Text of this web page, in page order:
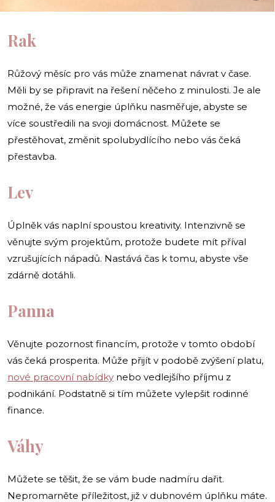
Rak
Růžový měsíc pro vás může znamenat návrat v čase.
Měli by se připravit na řešení něčeho z minulosti. Je ale
možné, že vás energie úplňku nasměřuje, abyste se
více soustředili na svoji domácnost. Můžete se
přestěhovat, změnit spolubydlícího nebo vás čeká
přestavba.
Lev
Úplněk vás naplní spoustou kreativity. Intenzivně se
věnujte svým projektům, protože budete mít příval
vzrušujících nápadů. Nastává čas k tomu, abyste vše
zdárně dotáhli.
Panna
Věnujte pozornost financím, protože v tomto období
vás čeká prosperita. Může přijít v podobě zvýšení platu,
nové pracovní nabídky nebo vedlejšího příjmu z
podnikání. Podstatně si tím můžete vylepšit rodinné
finance.
Váhy
Můžete se těšit, že se vám bude nadmíru dařit.
Nepromarněte příležitost, již v dubnovém úplňku máte.